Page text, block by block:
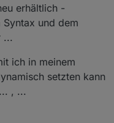
erhältlich -
und dem
...
ich in meinem
setzten kann
, ...